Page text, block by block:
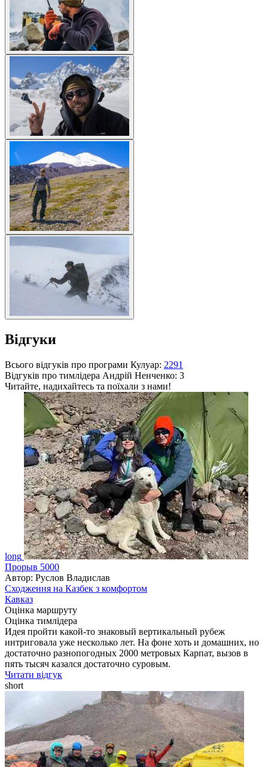
Відгуки
Всього відгуків про програми Кулуар: 2291
Відгуків про тимлідера Андрій Ненченко: 3
Читайте, надихайтесь та поїхали з нами!
long
Прорыв 5000
Автор: Руслов Владислав
Сходження на Казбек з комфортом
Кавказ
Оцінка маршруту
Оцінка тимлідера
Идея пройти какой-то знаковый вертикальный рубеж
интриговала уже несколько лет. На фоне хоть и домашних, но
достаточно разнопогодных 2000 метровых Карпат, вызов в
пять тысяч казался достаточно суровым.
Читати відгук
short